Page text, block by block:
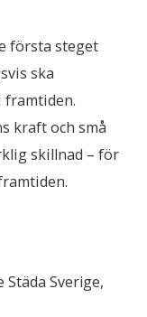
första steget
ska
framtiden.
kraft och små
skillnad – för
Sverige,